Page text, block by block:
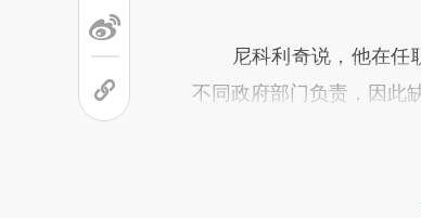
尼科利奇说，他在任职
不同政府部门负责，因此